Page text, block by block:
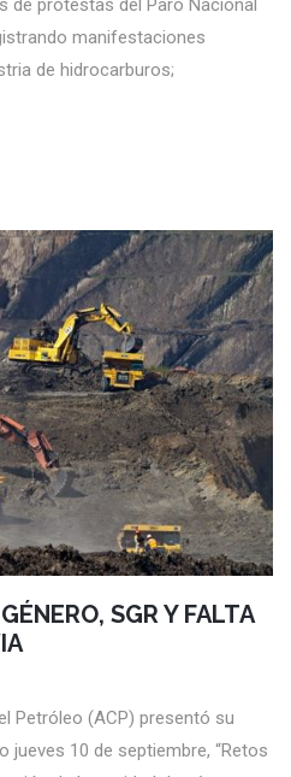
de protestas del Paro Nacional
manifestaciones
de hidrocarburos;
SGR Y FALTA
Petróleo (ACP) presentó su
10 de septiembre, “Retos